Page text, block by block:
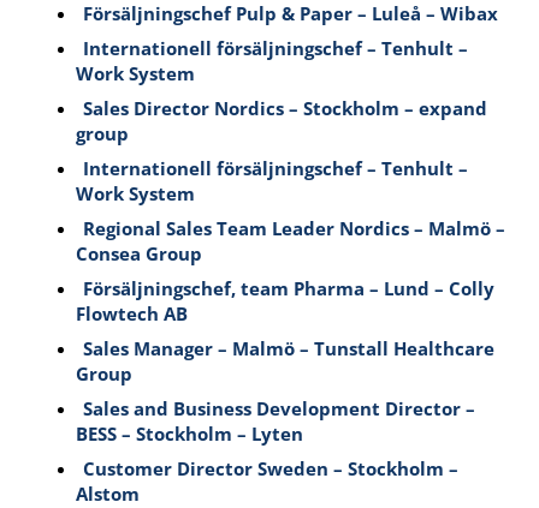
Försäljningschef Pulp & Paper – Luleå – Wibax
Internationell försäljningschef – Tenhult –
Work System
Sales Director Nordics – Stockholm – expand
group
Internationell försäljningschef – Tenhult –
Work System
Regional Sales Team Leader Nordics – Malmö –
Consea Group
Försäljningschef, team Pharma – Lund – Colly
Flowtech AB
Sales Manager – Malmö – Tunstall Healthcare
Group
Sales and Business Development Director –
BESS – Stockholm – Lyten
Customer Director Sweden – Stockholm –
Alstom